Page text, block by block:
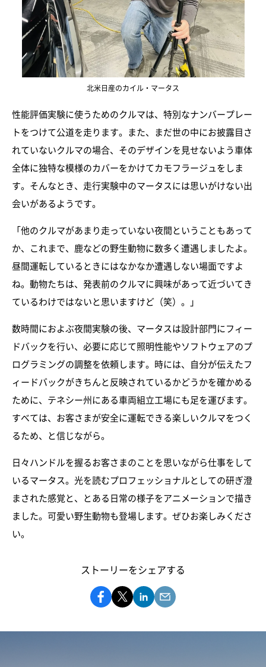
北米日産のカイル・マータス
性能評価実験に使うためのクルマは、特別なナンバープレー
トをつけて公道を走ります。また、まだ世の中にお披露目さ
れていないクルマの場合、そのデザインを見せないよう車体
全体に独特な模様のカバーをかけてカモフラージュをしま
す。そんなとき、走行実験中のマータスには思いがけない出
会いがあるようです。
「他のクルマがあまり走っていない夜間ということもあって
か、これまで、鹿などの野生動物に数多く遭遇しましたよ。
昼間運転しているときにはなかなか遭遇しない場面ですよ
ね。動物たちは、発表前のクルマに興味があって近づいてき
ているわけではないと思いますけど（笑）。」
数時間におよぶ夜間実験の後、マータスは設計部門にフィー
ドバックを行い、必要に応じて照明性能やソフトウェアのプ
ログラミングの調整を依頼します。時には、自分が伝えたフ
ィードバックがきちんと反映されているかどうかを確かめる
ために、テネシー州にある車両組立工場にも足を運びます。
すべては、お客さまが安全に運転できる楽しいクルマをつく
るため、と信じながら。
日々ハンドルを握るお客さまのことを思いながら仕事をして
いるマータス。光を読むプロフェッショナルとしての研ぎ澄
まされた感覚と、とある日常の様子をアニメーションで描き
ました。可愛い野生動物も登場します。ぜひお楽しみくださ
い。
ストーリーをシェアする